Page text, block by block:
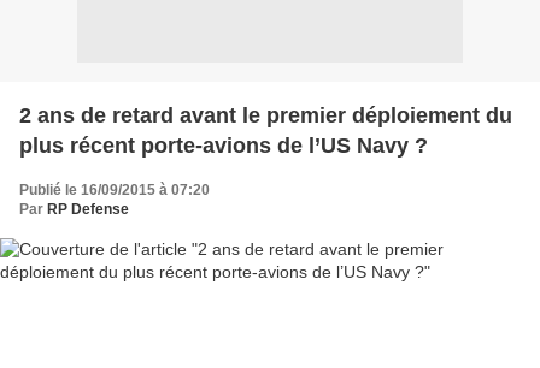
2 ans de retard avant le premier déploiement du
plus récent porte-avions de l’US Navy ?
Publié le 16/09/2015 à 07:20
Par RP Defense